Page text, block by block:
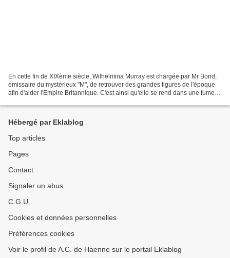
En cette fin de XIXème siècle, Wilhelmina Murray est chargée par Mr Bond,
émissaire du mystérieux "M", de retrouver des grandes figures de l'époque
afin d'aider l'Empire Britannique. C'est ainsi qu'elle se rend dans une fumerie
Hébergé par Eklablog
Top articles
Pages
Contact
Signaler un abus
C.G.U.
Cookies et données personnelles
Préférences cookies
Voir le profil de A.C. de Haenne sur le portail Eklablog